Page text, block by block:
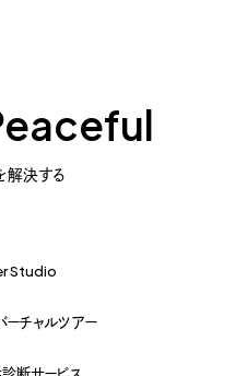
解決する
Studio
チャルツアー